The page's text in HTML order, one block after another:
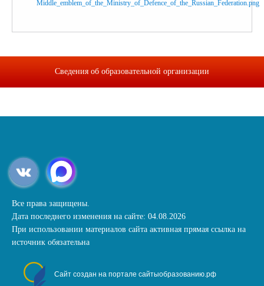
Сведения об образовательной организации
Все права защищены.
Дата последнего изменения на сайте: 04.08.2026
При использовании материалов сайта активная прямая ссылка на
источник обязательна
Сайт создан на портале сайтыобразованию.рф